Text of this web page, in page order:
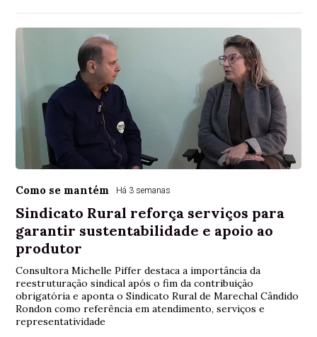
Como se mantém Há 3 semanas
Sindicato Rural reforça serviços para
garantir sustentabilidade e apoio ao
produtor
Consultora Michelle Piffer destaca a importância da
reestruturação sindical após o fim da contribuição
obrigatória e aponta o Sindicato Rural de Marechal Cândido
Rondon como referência em atendimento, serviços e
representatividade